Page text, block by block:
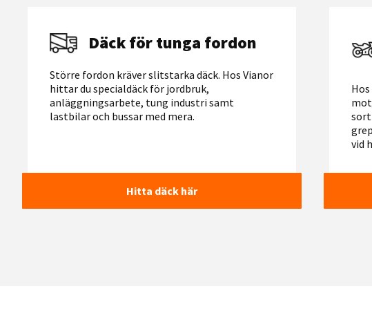
Däck för tunga fordon
Större fordon kräver slitstarka däck. Hos Vianor
hittar du specialdäck för jordbruk,
anläggningsarbete, tung industri samt
lastbilar och bussar med mera.
Hitta däck här
vid